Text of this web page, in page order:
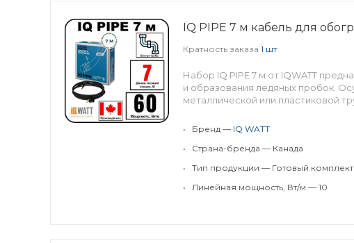
IQ PIPE 7 м кабель для
Кратность заказа 1 шт
Набор IQ PIPE 7 м от IQWATT
и образования ледяных пробок.
металлической или пластиковой
• Бренд — IQ WATT
•
Страна-бренда — Канада
•
Тип продукции — Готовый комплект
•
Линейная мощность, Вт/м — 10